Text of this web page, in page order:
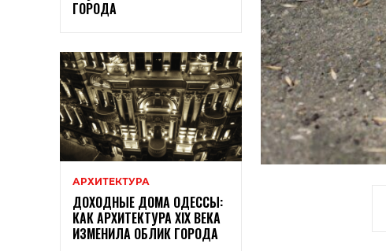
ГОРОДА
АРХИТЕКТУРА
ДОХОДНЫЕ ДОМА ОДЕССЫ:
КАК АРХИТЕКТУРА XIX ВЕКА
ИЗМЕНИЛА ОБЛИК ГОРОДА